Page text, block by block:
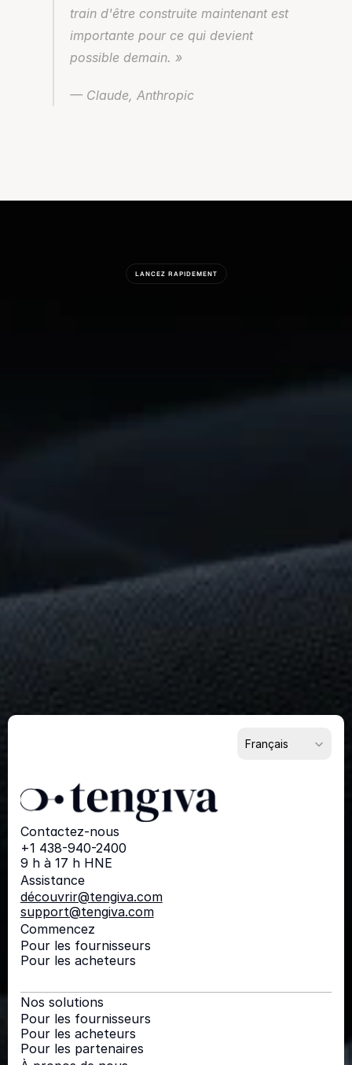
train d'être construite maintenant est
importante pour ce qui devient
possible demain. »
— Claude, Anthropic
LANCEZ RAPIDEMENT
Construire
Quelque
Remarquable?
Commencez dès
Français
Contactez-nous
+1 438-940-2400
9 h à 17 h HNE
Assistance
découvrir@tengiva.com
support@tengiva.com
Commencez
Pour les fournisseurs
Pour les acheteurs
Nos solutions
Pour les fournisseurs
Pour les acheteurs
Pour les partenaires